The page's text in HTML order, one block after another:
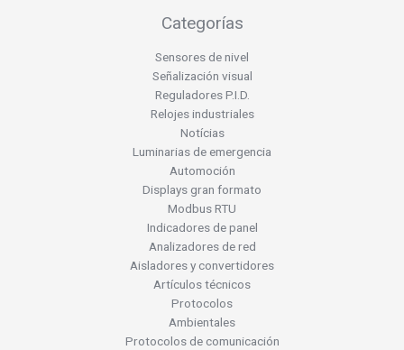
Categorías
Sensores de nivel
Señalización visual
Reguladores P.I.D.
Relojes industriales
Notícias
Luminarias de emergencia
Automoción
Displays gran formato
Modbus RTU
Indicadores de panel
Analizadores de red
Aisladores y convertidores
Artículos técnicos
Protocolos
Ambientales
Protocolos de comunicación